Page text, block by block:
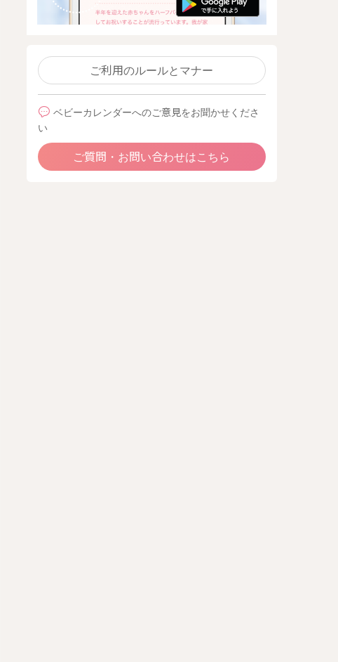
ご利用のルールとマナー
ベビーカレンダーへのご意見をお聞かせくださ
い
ご質問・お問い合わせはこちら